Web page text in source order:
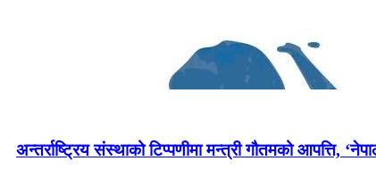
अन्तर्राष्ट्रिय संस्थाको टिप्पणीमा मन्त्री गौतमको आपत्ति,